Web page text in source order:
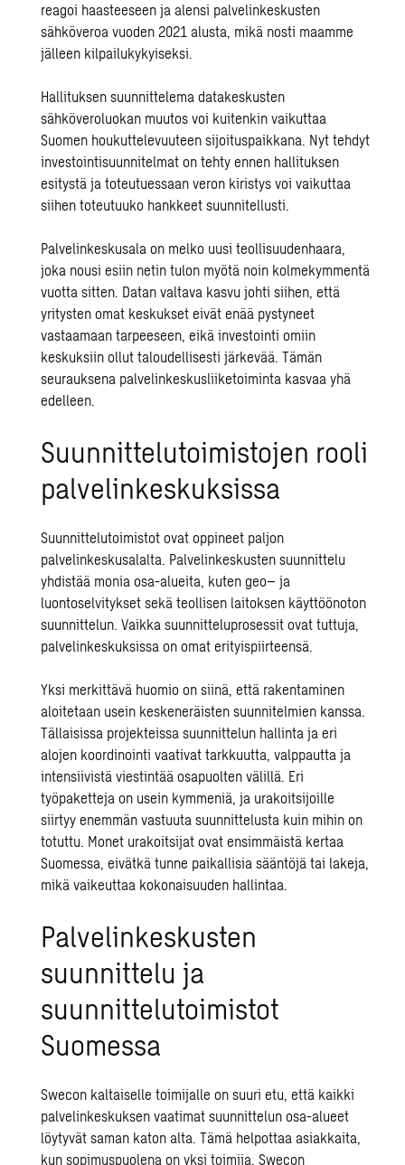
reagoi haasteeseen ja alensi palvelinkeskusten
sähköveroa vuoden 2021 alusta, mikä nosti maamme
jälleen kilpailukykyiseksi.
Hallituksen suunnittelema datakeskusten
sähköveroluokan muutos voi kuitenkin vaikuttaa
Suomen houkuttelevuuteen sijoituspaikkana. Nyt tehdyt
investointisuunnitelmat on tehty ennen hallituksen
esitystä ja toteutuessaan veron kiristys voi vaikuttaa
siihen toteutuuko hankkeet suunnitellusti.
Palvelinkeskusala on melko uusi teollisuudenhaara,
joka nousi esiin netin tulon myötä noin kolmekymmentä
vuotta sitten. Datan valtava kasvu johti siihen, että
yritysten omat keskukset eivät enää pystyneet
vastaamaan tarpeeseen, eikä investointi omiin
keskuksiin ollut taloudellisesti järkevää. Tämän
seurauksena palvelinkeskusliiketoiminta kasvaa yhä
edelleen.
Suunnittelutoimistojen rooli
palvelinkeskuksissa
Suunnittelutoimistot ovat oppineet paljon
palvelinkeskusalalta. Palvelinkeskusten suunnittelu
yhdistää monia osa-alueita, kuten geo– ja
luontoselvitykset sekäteollisen laitoksen käyttöönoton
suunnittelun. Vaikka suunnitteluprosessit ovat tuttuja,
palvelinkeskuksissa on omat erityispiirteensä.
Yksi merkittävä huomio on siinä, että rakentaminen
aloitetaan usein keskeneräisten suunnitelmien kanssa.
Tällaisissa projekteissa suunnittelun hallinta ja eri
alojen koordinointi vaativat tarkkuutta, valppautta ja
intensiivistä viestintää osapuolten välillä. Eri
työpaketteja on usein kymmeniä, ja urakoitsijoille
siirtyy enemmän vastuuta suunnittelusta kuin mihin on
totuttu. Monet urakoitsijat ovat ensimmäistä kertaa
Suomessa, eivätkä tunne paikallisia sääntöjä tai lakeja,
mikä vaikeuttaa kokonaisuuden hallintaa.
Palvelinkeskusten
suunnittelu ja
suunnittelutoimistot
Suomessa
Swecon kaltaiselle toimijalle on suuri etu, että kaikki
palvelinkeskuksen vaatimat suunnittelun osa-alueet
löytyvät saman katon alta. Tämä helpottaa asiakkaita,
kun sopimuspuolena on yksi toimija. Swecon